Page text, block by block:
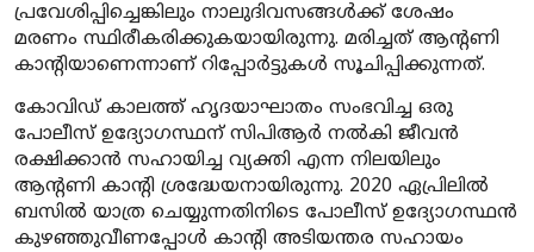
പ്രവേശിപ്പിച്ചെങ്കിലും നാലുദിവസങ്ങൾക്ക് ശേഷം
മരണം സ്ഥിരീകരിക്കുകയായിരുന്നു. മരിച്ചത് ആന്റണി
കാന്റിയാണെന്നാണ് റിപ്പോർട്ടുകൾ സൂചിപ്പിക്കുന്നത്.
കോവിഡ് കാലത്ത് ഹൃദയാഘാതം സംഭവിച്ച ഒരു
പോലീസ് ഉദ്യോഗസ്ഥന് സിപിആർ നൽകി ജീവൻ
രക്ഷിക്കാൻ സഹായിച്ച വ്യക്തി എന്ന നിലയിലും
ആന്റണി കാന്റി ശ്രദ്ധേയനായിരുന്നു. 2020 ഏപ്രിലിൽ
ബസിൽ യാത്ര ചെയ്യുന്നതിനിടെ പോലീസ് ഉദ്യോഗസ്ഥൻ
കുഴഞ്ഞുവീണപ്പോൾ കാന്റി അടിയന്തര സഹായം